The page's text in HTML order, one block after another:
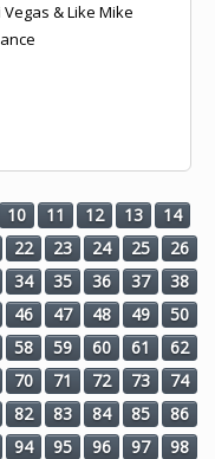
Vegas & Like Mike
10 11 12 13
14
22 23 24 25
26
34 35 36 37
38
46 47 48 49
50
58 59 60 61
62
70 71 72 73
74
82 83 84 85
86
94 95 96 97
98